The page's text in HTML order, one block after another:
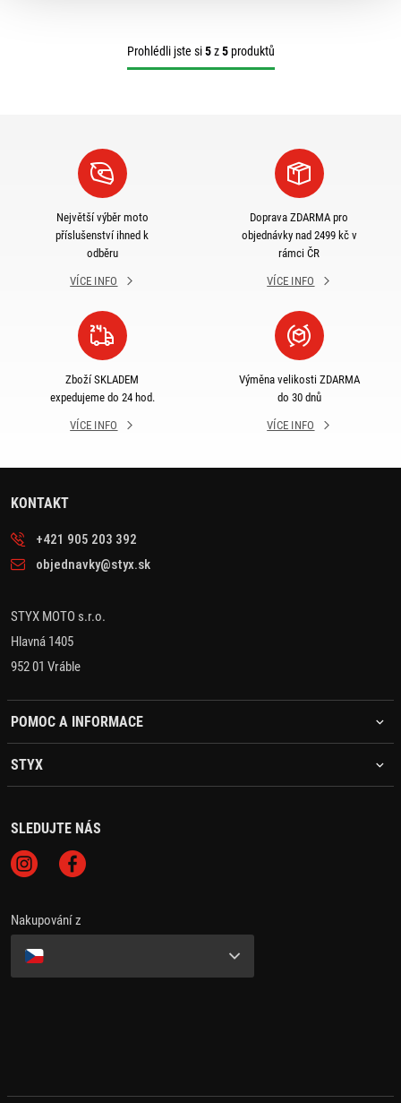
Prohlédli jste si5z5produktů
Největší výběr moto
příslušenství ihned k
odběru
VÍCE INFO
Doprava ZDARMA pro
objednávky nad 2499 kč v
rámci ČR
VÍCE INFO
Zboží SKLADEM
expedujeme do 24 hod.
VÍCE INFO
Výměna velikosti ZDARMA
do 30 dnů
VÍCE INFO
KONTAKT
+421 905 203 392
objednavky@styx.sk
STYX MOTO s.r.o.
Hlavná 1405
952 01 Vráble
POMOC A INFORMACE
STYX
SLEDUJTE NÁS
Nakupování z